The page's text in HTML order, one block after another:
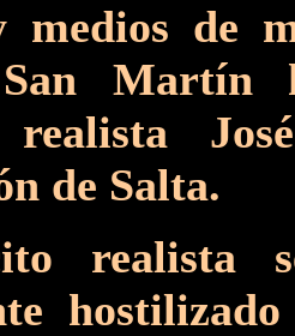
medios de
San Martín
realista
de Salta.
realista